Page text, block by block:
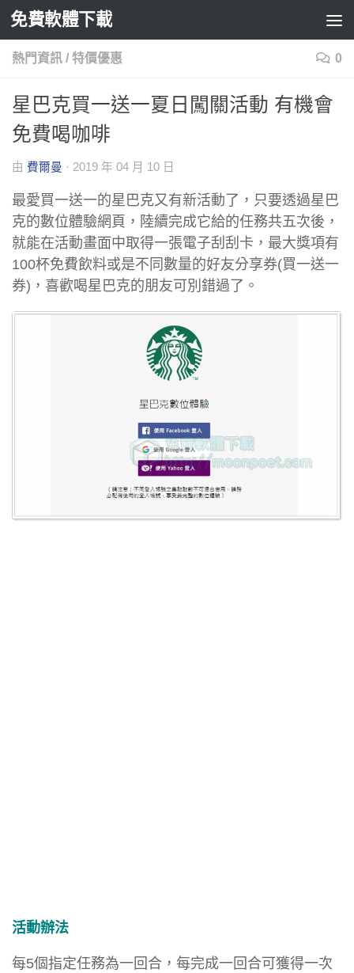
Skip to content
免費軟體下載
熱門資訊 / 特價優惠 0
星巴克買一送一夏日闖關活動 有機會
免費喝咖啡
由 費爾曼 · 2019 年 04 月 10 日
最愛買一送一的星巴克又有新活動了，只要透過星巴
克的數位體驗網頁，陸續完成它給的任務共五次後，
就能在活動畫面中取得一張電子刮刮卡，最大獎項有
100杯免費飲料或是不同數量的好友分享券(買一送一
券)，喜歡喝星巴克的朋友可別錯過了。
活動辦法
每5個指定任務為一回合，每完成一回合可獲得一次